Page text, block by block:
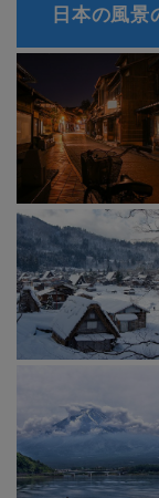
日本の風景